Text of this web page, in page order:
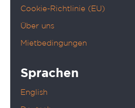
Cookie-Richtlinie (EU)
Über uns
Mietbedingungen
Sprachen
English